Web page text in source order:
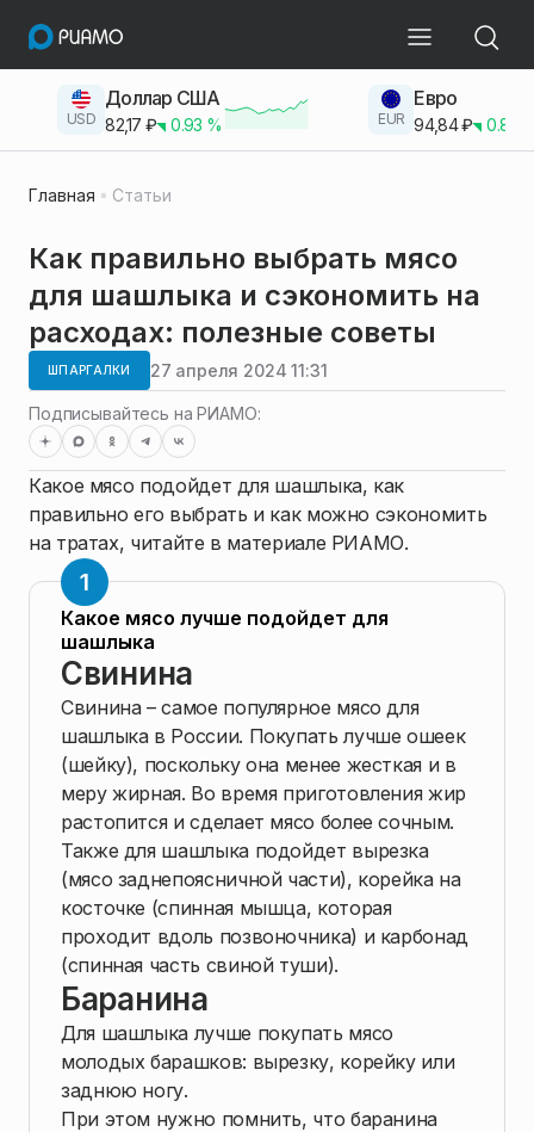
USD
Доллар США
82,17 ₽ 0.93 % EUR
Евро
94,84₽ 0.83
Главная Статьи
Как правильно выбрать мясо
для шашлыка и сэкономить на
расходах: полезные советы
ШПАРГАЛКИ 27 апреля 2024 11:31
Подписывайтесь на РИАМО:
Какое мясо подойдет для шашлыка, как
правильно его выбрать и как можно сэкономить
на тратах, читайте в материале РИАМО.
Какое мясо лучше подойдет для
шашлыка
Свинина
Свинина – самое популярное мясо для
шашлыка в России. Покупать лучше ошеек
(шейку), поскольку она менее жесткая и в
меру жирная. Во время приготовления жир
растопится и сделает мясо более сочным.
Также для шашлыка подойдет вырезка
(мясо заднепоясничной части), корейка на
косточке (спинная мышца, которая
проходит вдоль позвоночника) и карбонад
(спинная часть свиной туши).
Баранина
Для шашлыка лучше покупать мясо
молодых барашков: вырезку, корейку или
заднюю ногу.
При этом нужно помнить, что баранина